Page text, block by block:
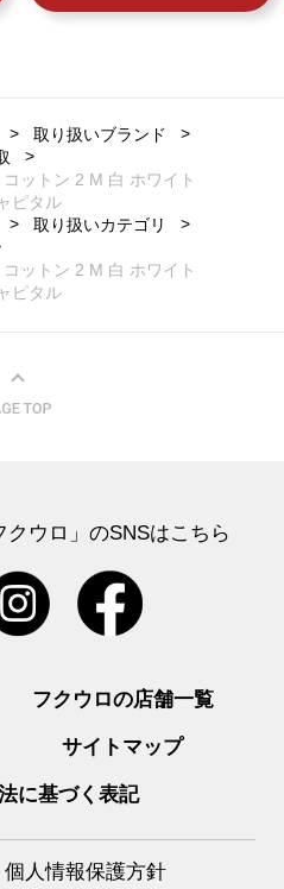
取り扱いブランド
ットン 2 M 白 ホワイト
ピタル
取り扱いカテゴリ
ットン 2 M 白 ホワイト
ピタル
ウロ」のSNSはこちら
フクウロの店舗一覧
サイトマップ
に基づく表記
個人情報保護方針